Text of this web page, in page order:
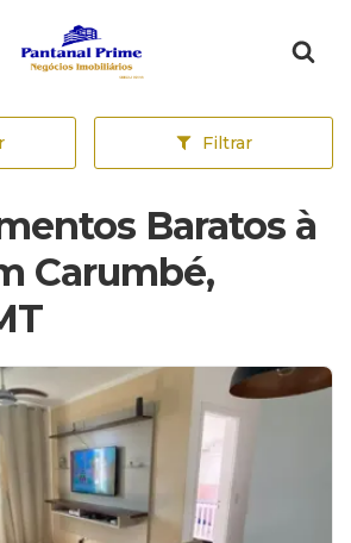
Página inicial
Filtrar
Baratos à
Carumbé,